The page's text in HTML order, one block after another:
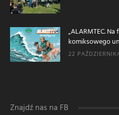
„ALARMTEC.
komiksowego
22
Znajdź nas na FB